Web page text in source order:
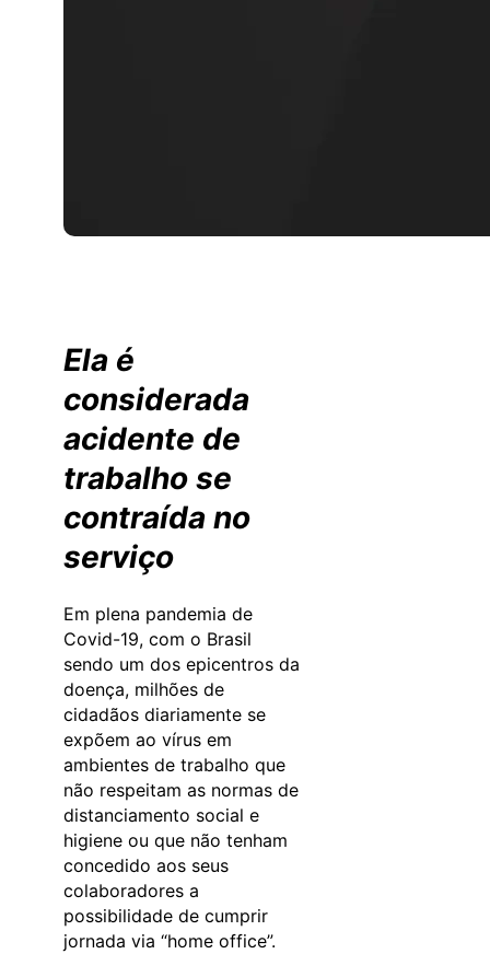
Ela é
considerada
acidente de
trabalho se
contraída no
serviço
Em plena pandemia de
Covid-19, com o Brasil
sendo um dos epicentros da
doença, milhões de
cidadãos diariamente se
expõem ao vírus em
ambientes de trabalho que
não respeitam as normas de
distanciamento social e
higiene ou que não tenham
concedido aos seus
colaboradores a
possibilidade de cumprir
jornada via “home office”.